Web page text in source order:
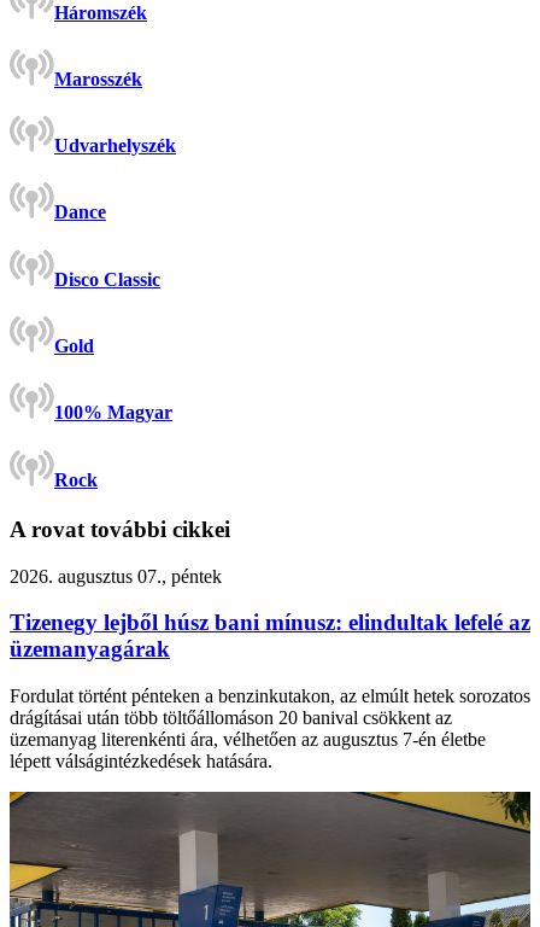
Háromszék
Marosszék
Udvarhelyszék
Dance
Disco Classic
Gold
100% Magyar
Rock
A rovat további cikkei
2026. augusztus 07., péntek
Tizenegy lejből húsz bani mínusz: elindultak lefelé az
üzemanyagárak
Fordulat történt pénteken a benzinkutakon, az elmúlt hetek sorozatos
drágításai után több töltőállomáson 20 banival csökkent az
üzemanyag literenkénti ára, vélhetően az augusztus 7-én életbe
lépett válságintézkedések hatására.